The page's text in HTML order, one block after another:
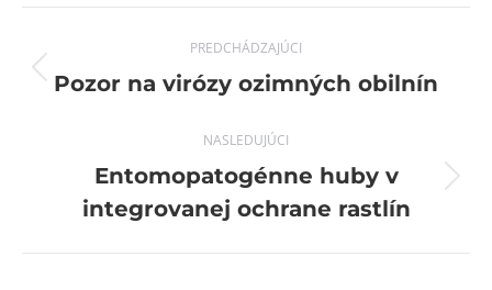
navigation
PREDCHÁDZAJÚCI
Previous
Pozor na virózy ozimných obilnín
NASLEDUJÚCI
Next
post:
Entomopatogénne huby v
integrovanej ochrane rastlín